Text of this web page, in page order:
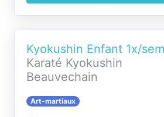
Kyokushin Enfant 1x/
Karaté Kyokushin
Beauvechain
Art-martiaux